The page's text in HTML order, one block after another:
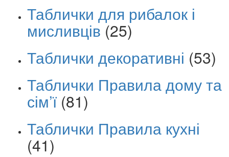
Таблички для рибалок і
мисливців (25)
Таблички декоративні (53)
Таблички Правила дому та
сім’ї (81)
Таблички Правила кухні
(41)